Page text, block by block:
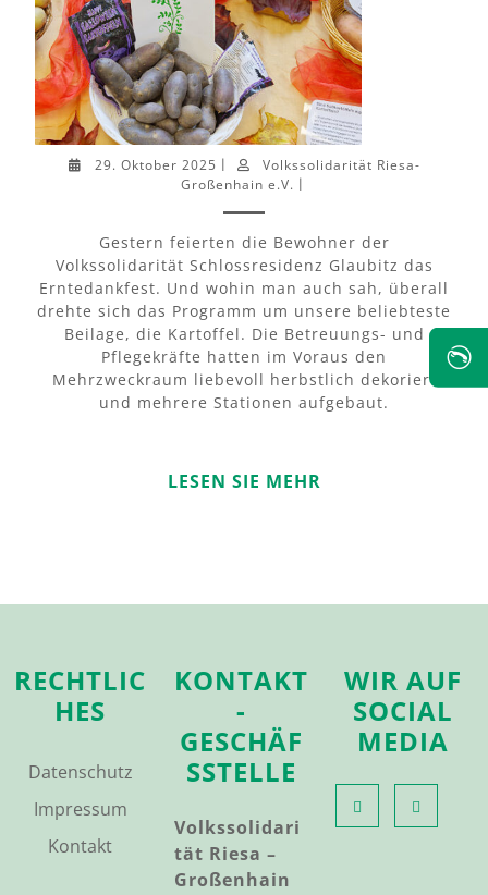
29. Oktober 2025
Volkssolidarität Riesa-
Großenhain e.V.
Gestern feierten die Bewohner der
Volkssolidarität Schlossresidenz Glaubitz das
Erntedankfest. Und wohin man auch sah, überall
drehte sich das Programm um unsere beliebteste
Beilage, die Kartoffel. Die Betreuungs- und
Pflegekräfte hatten im Voraus den
Mehrzweckraum liebevoll herbstlich dekoriert
und mehrere Stationen aufgebaut.
LESEN SIE MEHR
RECHTLIC
HES
Datenschutz
Impressum
Kontakt
KONTAKT
-
GESCHÄF
SSTELLE
Volkssolidari
tät Riesa –
Großenhain
WIR AUF
SOCIAL
MEDIA
✆